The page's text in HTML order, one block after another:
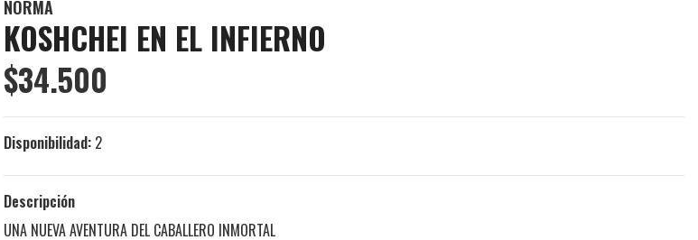
NORMA
KOSHCHEI EN EL INFIERNO
$34.500
Disponibilidad: 2
Descripción
UNA NUEVA AVENTURA DEL CABALLERO INMORTAL